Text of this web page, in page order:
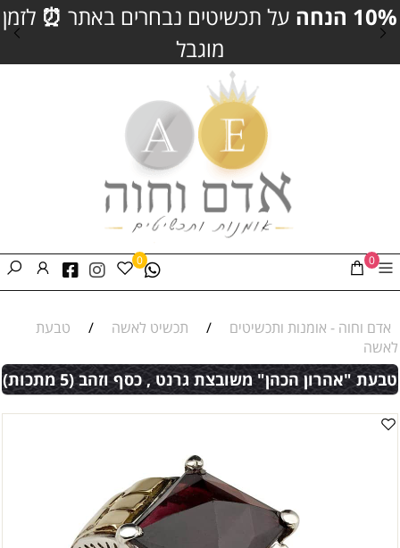
10% הנחה על תכשיטים נבחרים באתר ⏰ לזמן
מוגבל
0
0
אדם וחוה - אומנות ותכשיטים / תכשיט לאשה /
טבעת
לאשה
טבעת "אהרון הכהן" משובצת גרנט , כסף וזהב (5 מתכות)